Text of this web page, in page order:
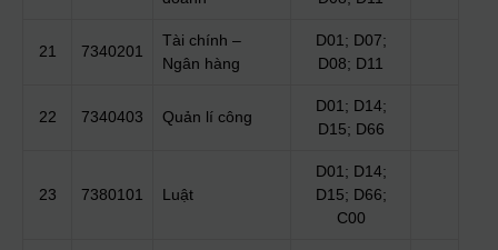
21 7340201
Tài chính –
Ngân hàng
D01; D07;
D08; D11
22 7340403 Quản lí công
D01; D14;
D15; D66
23 7380101 Luật
D01; D14;
D15; D66;
C00